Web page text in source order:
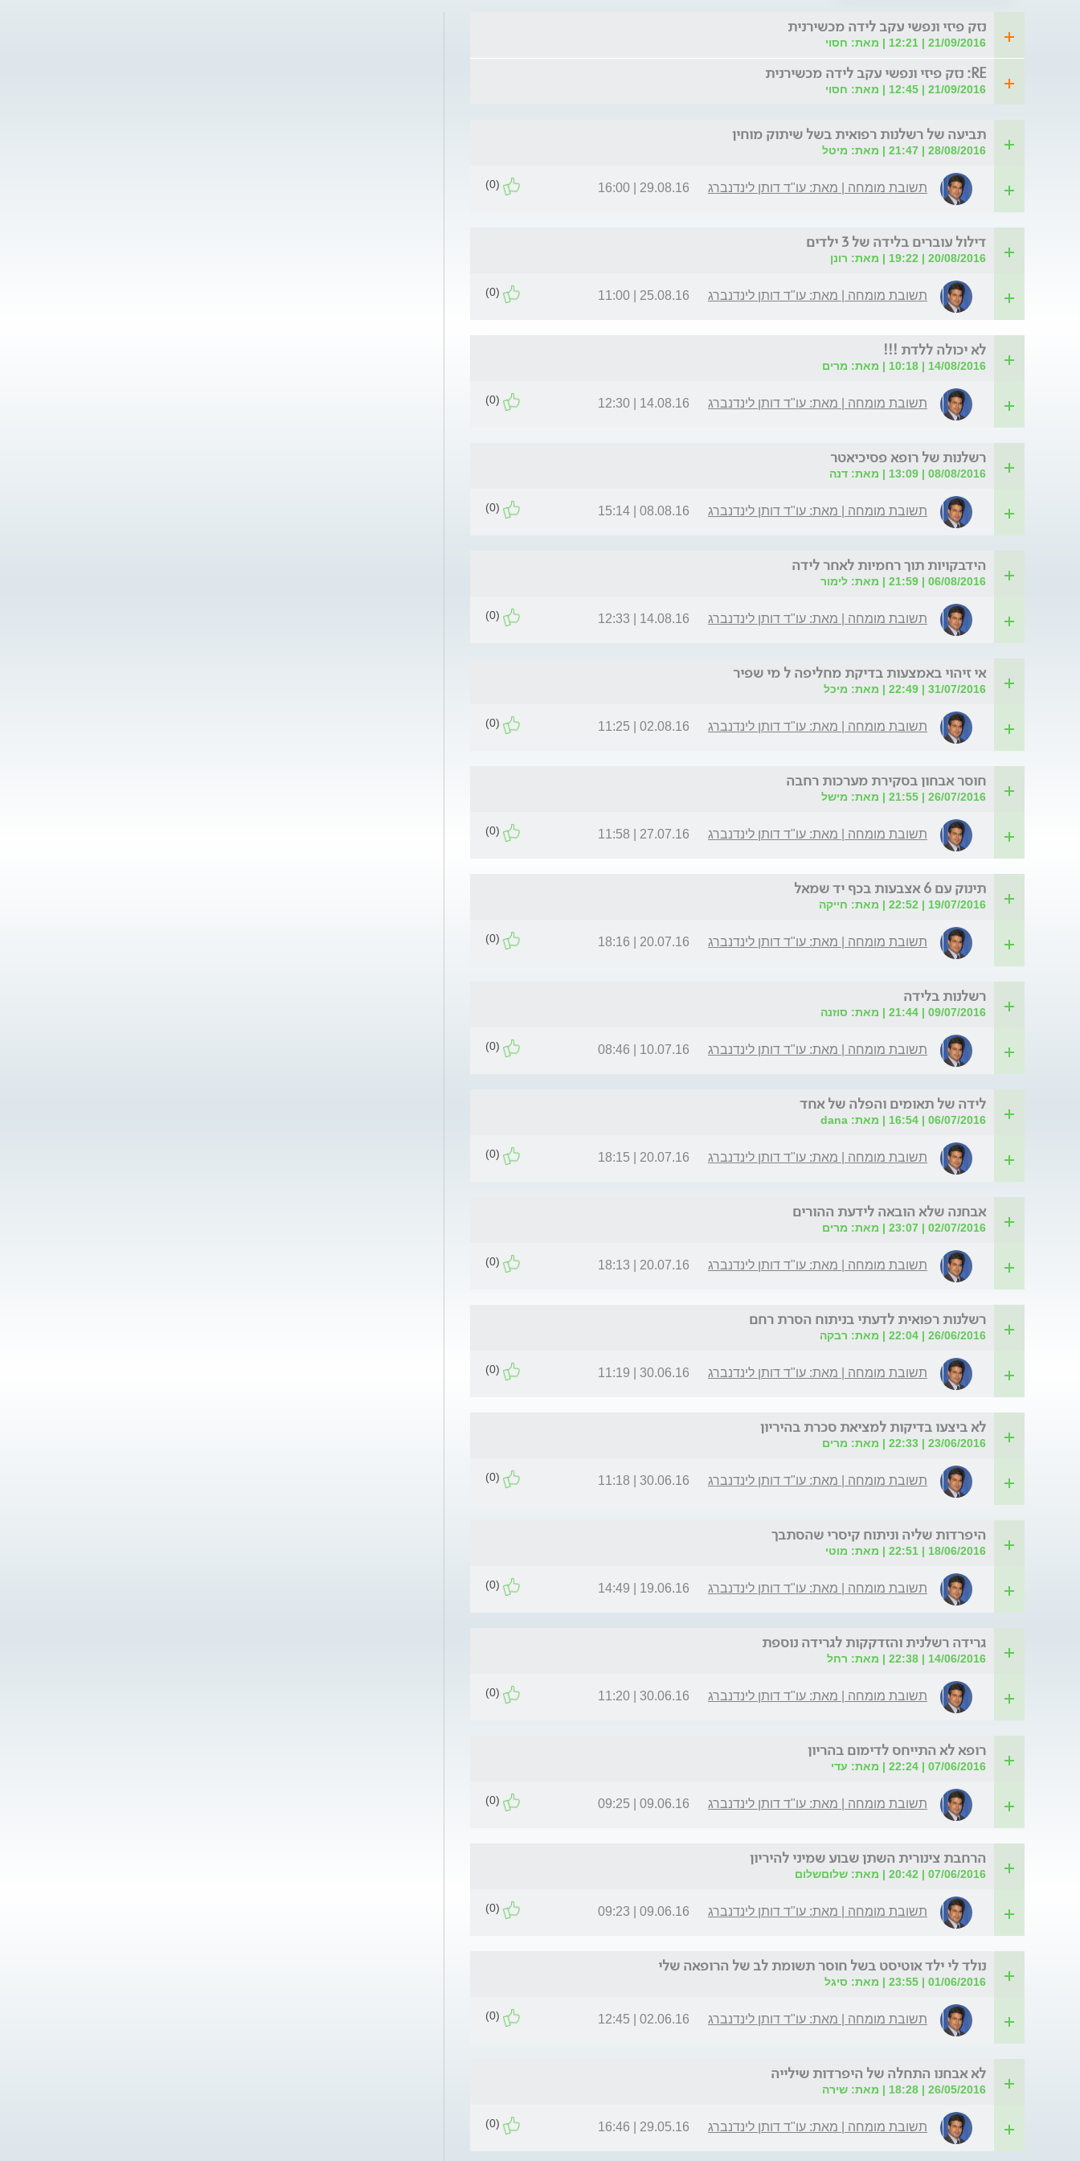
נזק פיזי ונפשי עקב לידה מכשירנית
21/09/2016 | 12:21 | מאת: חסוי
RE: נזק פיזי ונפשי עקב לידה מכשירנית
21/09/2016 | 12:45 | מאת: חסוי
תביעה של רשלנות רפואית בשל שיתוק מוחין
28/08/2016 | 21:47 | מאת: מיטל
תשובת מומחה | מאת: עו"ד דותן לינדנברג 29.08.16 | 16:00
(0)
דילול עוברים בלידה של 3 ילדים
20/08/2016 | 19:22 | מאת: רונן
תשובת מומחה | מאת: עו"ד דותן לינדנברג 25.08.16 | 11:00
(0)
לא יכולה ללדת !!!
14/08/2016 | 10:18 | מאת: מרים
תשובת מומחה | מאת: עו"ד דותן לינדנברג 14.08.16 | 12:30
(0)
רשלנות של רופא פסיכיאטר
08/08/2016 | 13:09 | מאת: דנה
תשובת מומחה | מאת: עו"ד דותן לינדנברג 08.08.16 | 15:14
(0)
הידבקויות תוך רחמיות לאחר לידה
06/08/2016 | 21:59 | מאת: לימור
תשובת מומחה | מאת: עו"ד דותן לינדנברג 14.08.16 | 12:33
(0)
אי זיהוי באמצעות בדיקת מחליפה ל מי שפיר
31/07/2016 | 22:49 | מאת: מיכל
תשובת מומחה | מאת: עו"ד דותן לינדנברג 02.08.16 | 11:25
(0)
חוסר אבחון בסקירת מערכות רחבה
26/07/2016 | 21:55 | מאת: מישל
תשובת מומחה | מאת: עו"ד דותן לינדנברג 27.07.16 | 11:58
(0)
תינוק עם 6 אצבעות בכף יד שמאל
19/07/2016 | 22:52 | מאת: חייקה
תשובת מומחה | מאת: עו"ד דותן לינדנברג 20.07.16 | 18:16
(0)
רשלנות בלידה
09/07/2016 | 21:44 | מאת: סוזנה
תשובת מומחה | מאת: עו"ד דותן לינדנברג 10.07.16 | 08:46
(0)
לידה של תאומים והפלה של אחד
06/07/2016 | 16:54 | מאת: dana
תשובת מומחה | מאת: עו"ד דותן לינדנברג 20.07.16 | 18:15
(0)
אבחנה שלא הובאה לידעת ההורים
02/07/2016 | 23:07 | מאת: מרים
תשובת מומחה | מאת: עו"ד דותן לינדנברג 20.07.16 | 18:13
(0)
רשלנות רפואית לדעתי בניתוח הסרת רחם
26/06/2016 | 22:04 | מאת: רבקה
תשובת מומחה | מאת: עו"ד דותן לינדנברג 30.06.16 | 11:19
(0)
לא ביצעו בדיקות למציאת סכרת בהיריון
23/06/2016 | 22:33 | מאת: מרים
תשובת מומחה | מאת: עו"ד דותן לינדנברג 30.06.16 | 11:18
(0)
היפרדות שליה וניתוח קיסרי שהסתבך
18/06/2016 | 22:51 | מאת: מוטי
תשובת מומחה | מאת: עו"ד דותן לינדנברג 19.06.16 | 14:49
(0)
גרידה רשלנית והזדקקות לגרידה נוספת
14/06/2016 | 22:38 | מאת: רחל
תשובת מומחה | מאת: עו"ד דותן לינדנברג 30.06.16 | 11:20
(0)
רופא לא התייחס לדימום בהריון
07/06/2016 | 22:24 | מאת: עדי
תשובת מומחה | מאת: עו"ד דותן לינדנברג 09.06.16 | 09:25
(0)
הרחבת צינורית השתן שבוע שמיני להיריון
07/06/2016 | 20:42 | מאת: שלוםשלום
תשובת מומחה | מאת: עו"ד דותן לינדנברג 09.06.16 | 09:23
(0)
נולד לי ילד אוטיסט בשל חוסר תשומת לב של הרופאה שלי
01/06/2016 | 23:55 | מאת: סיגל
תשובת מומחה | מאת: עו"ד דותן לינדנברג 02.06.16 | 12:45
(0)
לא אבחנו התחלה של היפרדות שילייה
26/05/2016 | 18:28 | מאת: שירה
תשובת מומחה | מאת: עו"ד דותן לינדנברג 29.05.16 | 16:46
(0)